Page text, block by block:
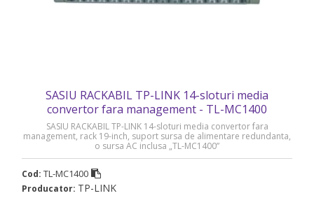
SASIU RACKABIL TP-LINK 14-sloturi media
convertor fara management - TL-MC1400
SASIU RACKABIL TP-LINK 14-sloturi media convertor fara
management, rack 19-inch, suport sursa de alimentare redundanta,
o sursa AC inclusa „TL-MC1400”
Cod: TL-MC1400
Producator: TP-LINK